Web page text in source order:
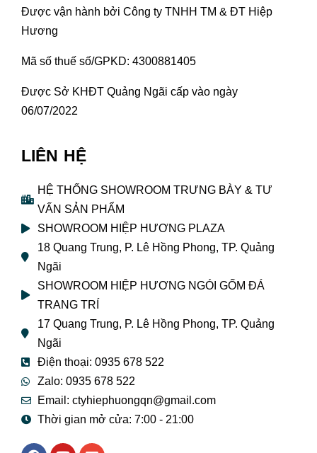
Được vận hành bởi Công ty TNHH TM & ĐT Hiệp
Hương
Mã số thuế số/GPKD: 4300881405
Được Sở KHĐT Quảng Ngãi cấp vào ngày
06/07/2022
LIÊN HỆ
HỆ THỐNG SHOWROOM TRƯNG BÀY & TƯ
VẤN SẢN PHẨM
SHOWROOM HIỆP HƯƠNG PLAZA
18 Quang Trung, P. Lê Hồng Phong, TP. Quảng
Ngãi
SHOWROOM HIỆP HƯƠNG NGÓI GỐM ĐÁ
TRANG TRÍ
17 Quang Trung, P. Lê Hồng Phong, TP. Quảng
Ngãi
Điện thoại: 0935 678 522
Zalo: 0935 678 522
Email: ctyhiephuongqn@gmail.com
Thời gian mở cửa: 7:00 - 21:00
F Y E